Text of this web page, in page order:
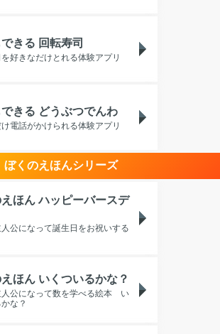
きる 回転寿司
好きなだけとれる体験アプリ
きる どうぶつでんわ
電話がかけられる体験アプリ
ぼくのえほんシリーズ
ほん ハッピーバースデ
公になって誕生日をお祝いする
ほん いくついるかな？
人公になって数を学べる絵本 い
な？